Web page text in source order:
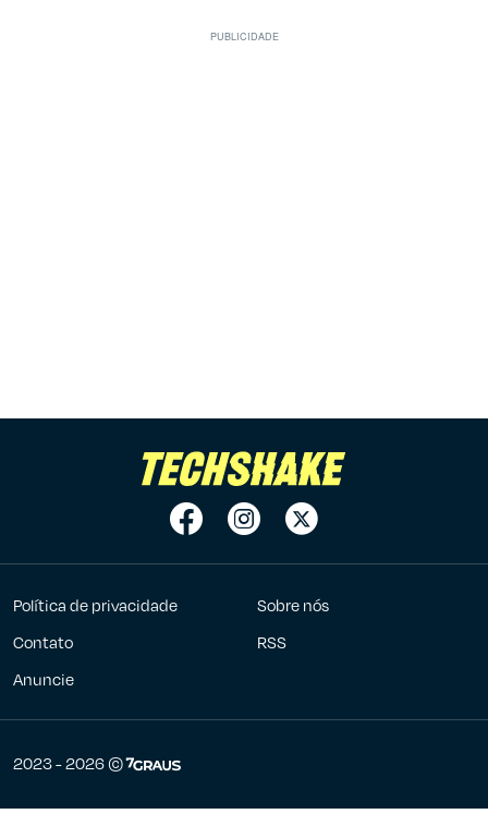
Política de privacidade
Sobre nós
Contato
RSS
Anuncie
2023 - 2026 ©7Graus